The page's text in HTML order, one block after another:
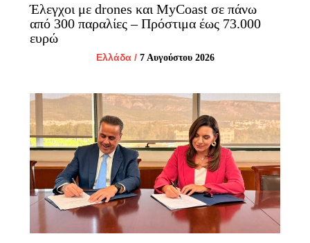
Έλεγχοι με drones και MyCoast σε πάνω
από 300 παραλίες – Πρόστιμα έως 73.000
ευρώ
Ελλάδα/ 7 Αυγούστου 2026